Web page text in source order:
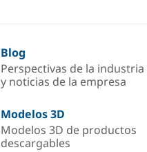
Blog
Perspectivas de la industria
y noticias de la empresa
Modelos 3D
Modelos 3D de productos
descargables